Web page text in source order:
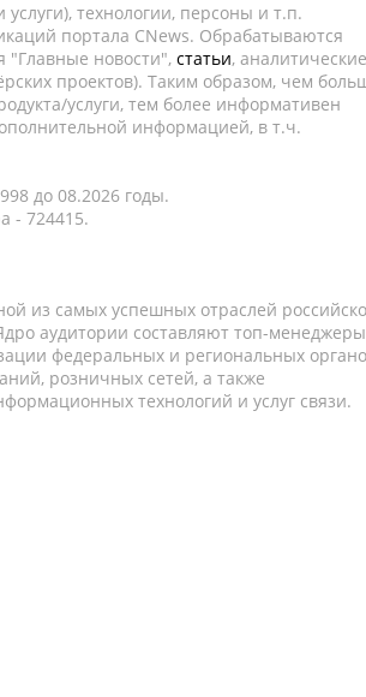
технологии, персоны и т.п.
портала CNews. Обрабатываются
"Главные новости", статьи, аналитические
проектов). Таким образом, чем
услуги, тем более информативен
информацией, в т.ч.
до 08.2026 годы.
- 724415.
из самых успешных отраслей
аудитории составляют топ-
федеральных и региональных
розничных сетей, а также
технологий и услуг связи.